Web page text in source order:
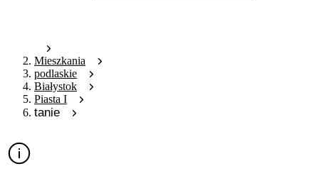
Mieszkania
podlaskie
Białystok
Piasta I
tanie